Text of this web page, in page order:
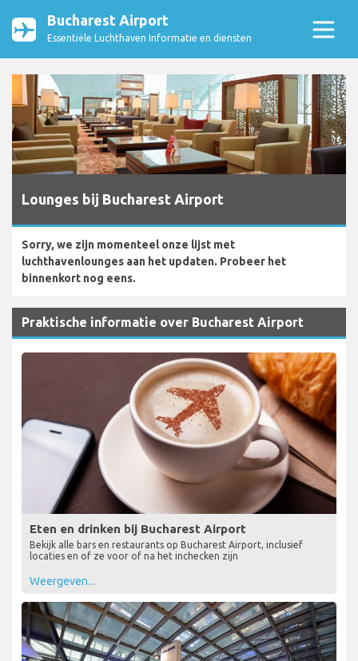
Bucharest Airport
Essentiële Luchthaven Informatie en diensten
Lounges bij Bucharest Airport
Sorry, we zijn momenteel onze lijst met
luchthavenlounges aan het updaten. Probeer het
binnenkort nog eens.
Praktische informatie over Bucharest Airport
Eten en drinken bij Bucharest Airport
Bekijk alle bars en restaurants op Bucharest Airport, inclusief
locaties en of ze voor of na het inchecken zijn
Weergeven...